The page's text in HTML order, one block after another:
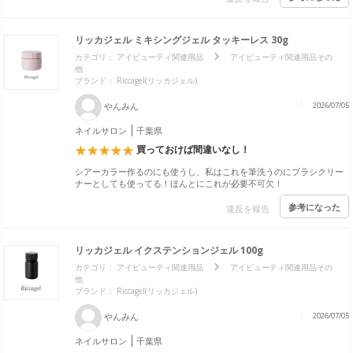
リッカジェル ミキシングジェル タッキーレス 30g
カテゴリ： アイビューティ関連用品
アイビューティ関連用品その
他
ブランド： Riccagel(リッカジェル)
やんみん 2026/07/05
ネイルサロン 千葉県
買っておけば間違いなし！
シアーカラー作るのにも使うし、私はこれを筆洗うのにブラシクリー
ナーとしても使ってる！ほんとにこれが必要不可欠！
違反を報告 参考になった
リッカジェル イクステンションジェル 100g
カテゴリ： アイビューティ関連用品
アイビューティ関連用品その
他
ブランド： Riccagel(リッカジェル)
やんみん 2026/07/05
ネイルサロン 千葉県